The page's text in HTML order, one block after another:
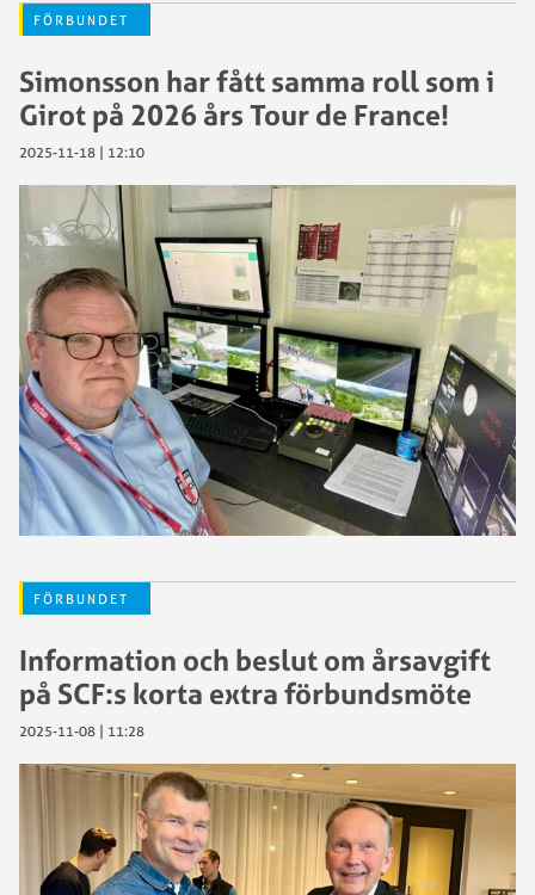
FÖRBUNDET
Simonsson har fått samma roll som i
Girot på 2026 års Tour de France!
2025-11-18 | 12:10
FÖRBUNDET
Information och beslut om årsavgift
på SCF:s korta extra förbundsmöte
2025-11-08 | 11:28